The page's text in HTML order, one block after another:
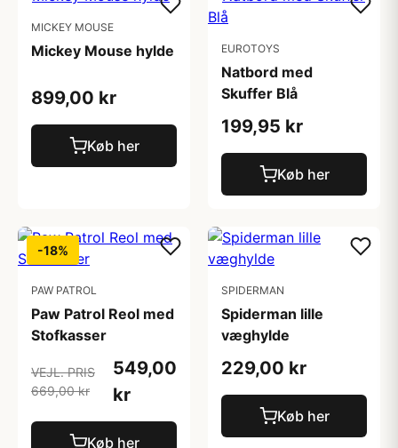
MICKEY MOUSE
Mickey Mouse hylde
899,00 kr
Køb her
EUROTOYS
Natbord med
Skuffer Blå
199,95 kr
Køb her
-18%
PAW PATROL
Paw Patrol Reol med
Stofkasser
VEJL. PRIS
669,00 kr
549,00
kr
Køb her
SPIDERMAN
Spiderman lille
væghylde
229,00 kr
Køb her